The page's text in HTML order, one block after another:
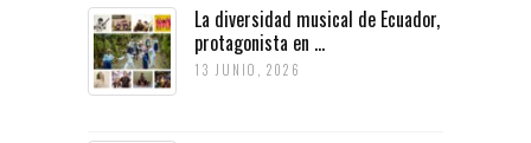
La diversidad musical de Ecuador,
protagonista en ...
13 JUNIO, 2026